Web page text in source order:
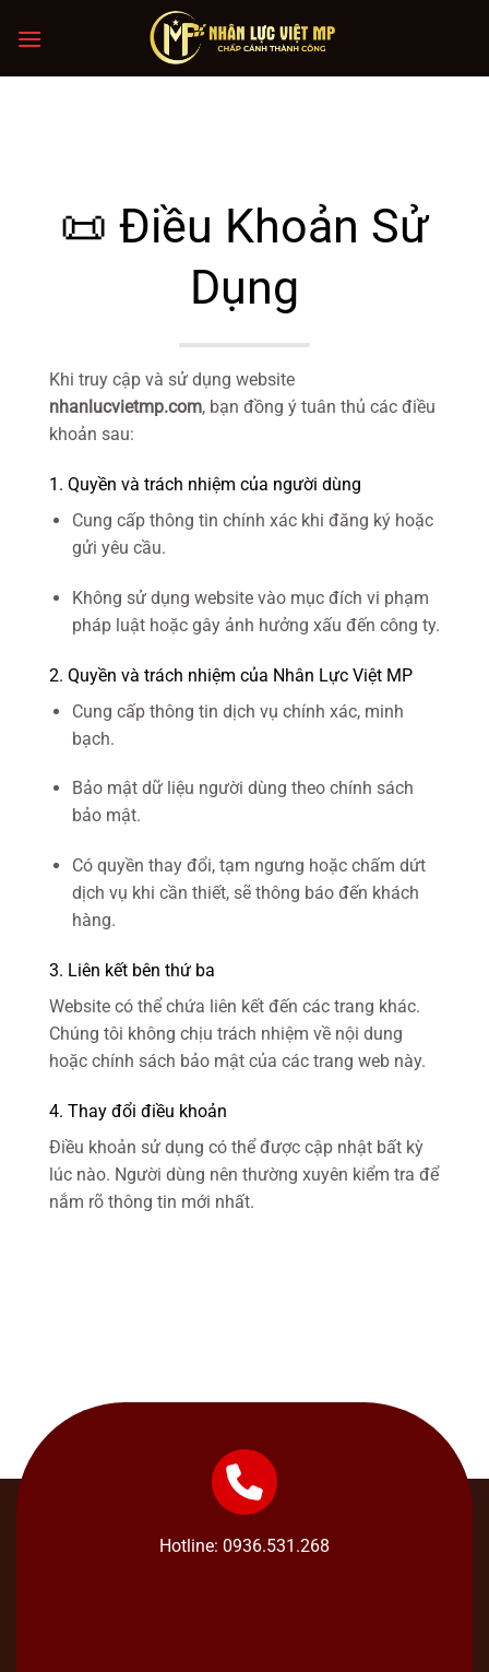
đến
📜 Điều Khoản Sử
Dụng
Khi truy cập và sử dụng website
nhanlucvietmp.com, bạn đồng ý tuân thủ các điều
khoản sau:
1. Quyền và trách nhiệm của người dùng
Cung cấp thông tin chính xác khi đăng ký hoặc
gửi yêu cầu.
Không sử dụng website vào mục đích vi phạm
pháp luật hoặc gây ảnh hưởng xấu đến công ty.
2. Quyền và trách nhiệm của Nhân Lực Việt MP
Cung cấp thông tin dịch vụ chính xác, minh
bạch.
Bảo mật dữ liệu người dùng theo chính sách
bảo mật.
Có quyền thay đổi, tạm ngưng hoặc chấm dứt
dịch vụ khi cần thiết, sẽ thông báo đến khách
hàng.
3. Liên kết bên thứ ba
Website có thể chứa liên kết đến các trang khác.
Chúng tôi không chịu trách nhiệm về nội dung
hoặc chính sách bảo mật của các trang web này.
4. Thay đổi điều khoản
Điều khoản sử dụng có thể được cập nhật bất kỳ
lúc nào. Người dùng nên thường xuyên kiểm tra để
nắm rõ thông tin mới nhất.
Hotline: 0936.531.268